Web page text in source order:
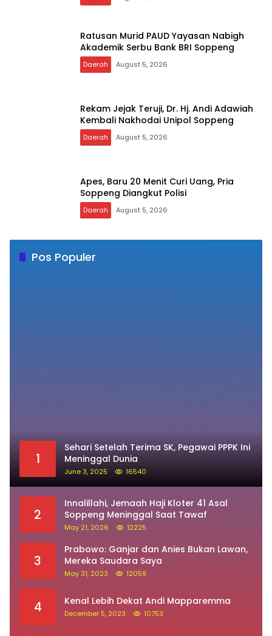
Ratusan Murid PAUD Yayasan Nabigh
Akademik Serbu Bank BRI Soppeng
Daerah August 5, 2026
Rekam Jejak Teruji, Dr. Hj. Andi Adawiah
Kembali Nakhodai Unipol Soppeng
Daerah August 5, 2026
Apes, Baru 20 Menit Curi Uang, Pria
Soppeng Diangkut Polisi
Daerah August 5, 2026
Pos Populer
2
Innalillahi, Jemaah Haji Kloter 41 Asal
Soppeng Meninggal Saat Tawaf
May 21, 2026 12225
3
Mereka Saudara Saya
May 31, 2023 12059
4 Kenal Lebih Dekat Andi Mapparemma
December 5, 2023 10753
5
Ungguli Ganjar dan Anies Seiring
Kepuasan Terhadap Jokowi Naik
June 2, 2023 9740